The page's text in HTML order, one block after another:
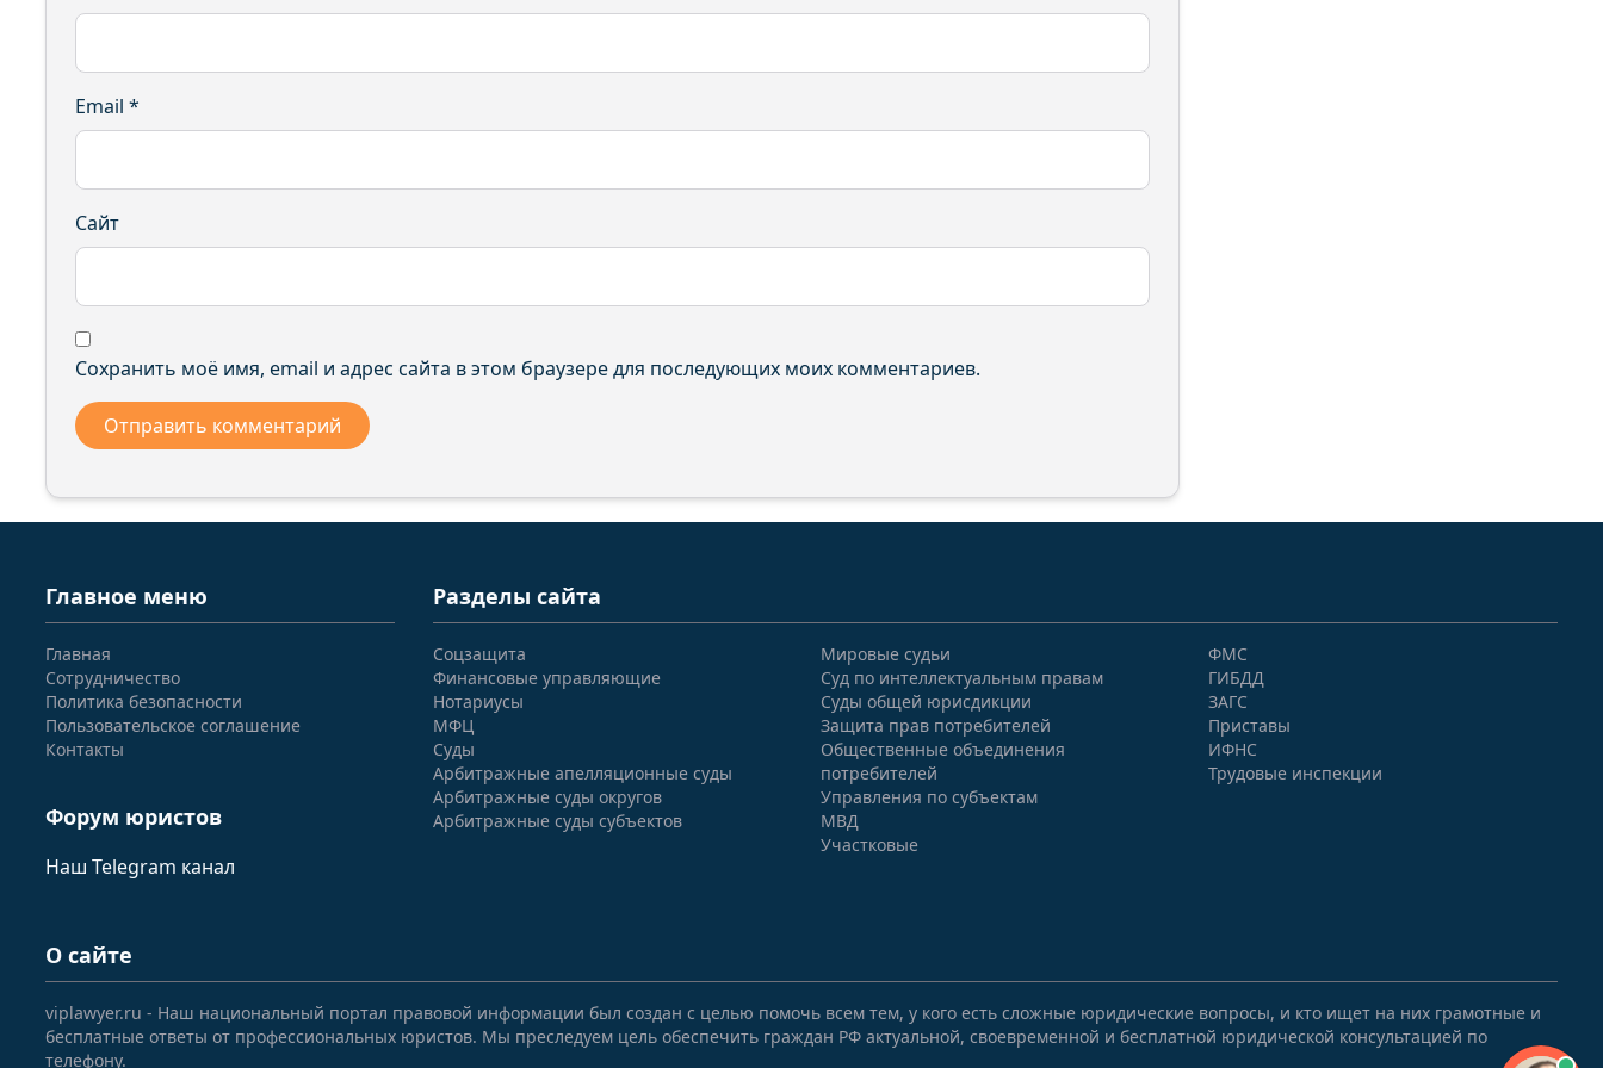
Email *
Сайт
Сохранить моё имя, email и адрес сайта в этом браузере для последующих моих комментариев.
Главное меню
Главная
Сотрудничество
Политика безопасности
Пользовательское соглашение
Контакты
Форум юристов
Наш Telegram канал
Разделы сайта
Соцзащита
Финансовые управляющие
Нотариусы
МФЦ
Суды
Арбитражные апелляционные суды
Арбитражные суды округов
Арбитражные суды субъектов
Мировые судьи
Суд по интеллектуальным правам
Суды общей юрисдикции
Защита прав потребителей
Общественные объединения
потребителей
Управления по субъектам
МВД
Участковые
ФМС
ГИБДД
ЗАГС
Приставы
ИФНС
Трудовые инспекции
О сайте
viplawyer.ru - Наш национальный портал правовой информации был создан с целью помочь всем тем, у кого есть сложные юридические вопросы, и кто ищет на них грамотные и
бесплатные ответы от профессиональных юристов. Мы преследуем цель обеспечить граждан РФ актуальной, своевременной и бесплатной юридической консультацией по
телефону.